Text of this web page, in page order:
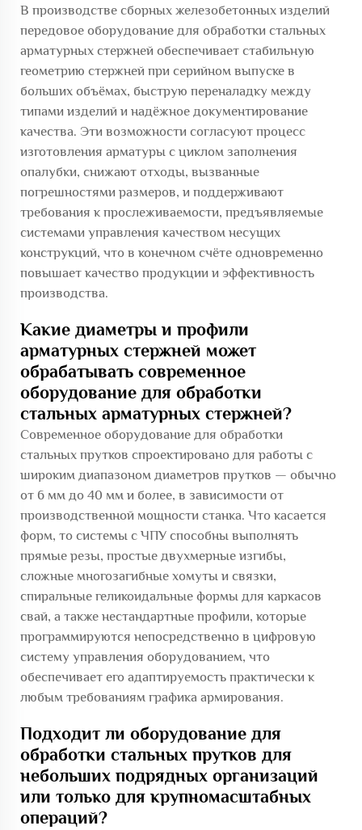
В производстве сборных железобетонных изделий
передовое оборудование для обработки стальных
арматурных стержней обеспечивает стабильную
геометрию стержней при серийном выпуске в
больших объёмах, быструю переналадку между
типами изделий и надёжное документирование
качества. Эти возможности согласуют процесс
изготовления арматуры с циклом заполнения
опалубки, снижают отходы, вызванные
погрешностями размеров, и поддерживают
требования к прослеживаемости, предъявляемые
системами управления качеством несущих
конструкций, что в конечном счёте одновременно
повышает качество продукции и эффективность
производства.
Какие диаметры и профили
арматурных стержней может
обрабатывать современное
оборудование для обработки
стальных арматурных стержней?
Современное оборудование для обработки
стальных прутков спроектировано для работы с
широким диапазоном диаметров прутков — обычно
от 6 мм до 40 мм и более, в зависимости от
производственной мощности станка. Что касается
форм, то системы с ЧПУ способны выполнять
прямые резы, простые двухмерные изгибы,
сложные многозагибные хомуты и связки,
спиральные геликоидальные формы для каркасов
свай, а также нестандартные профили, которые
программируются непосредственно в цифровую
систему управления оборудованием, что
обеспечивает его адаптируемость практически к
любым требованиям графика армирования.
Подходит ли оборудование для
обработки стальных прутков для
небольших подрядных организаций
или только для крупномасштабных
операций?